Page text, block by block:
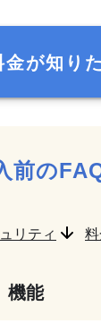
が知り
前の
リティ
機能